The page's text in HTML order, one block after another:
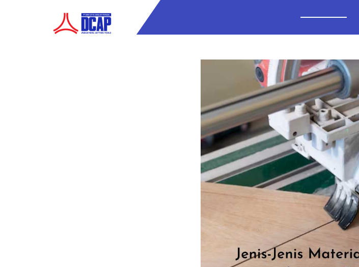
Alat Potong Industri
Industri Kayu
Industri Tissue
Industri Kertas
Industri Logam
Industri Aluminium
Industri Tembakau
Industri Plastik
Industri Pipa HDPE & PVC
Semua Produk